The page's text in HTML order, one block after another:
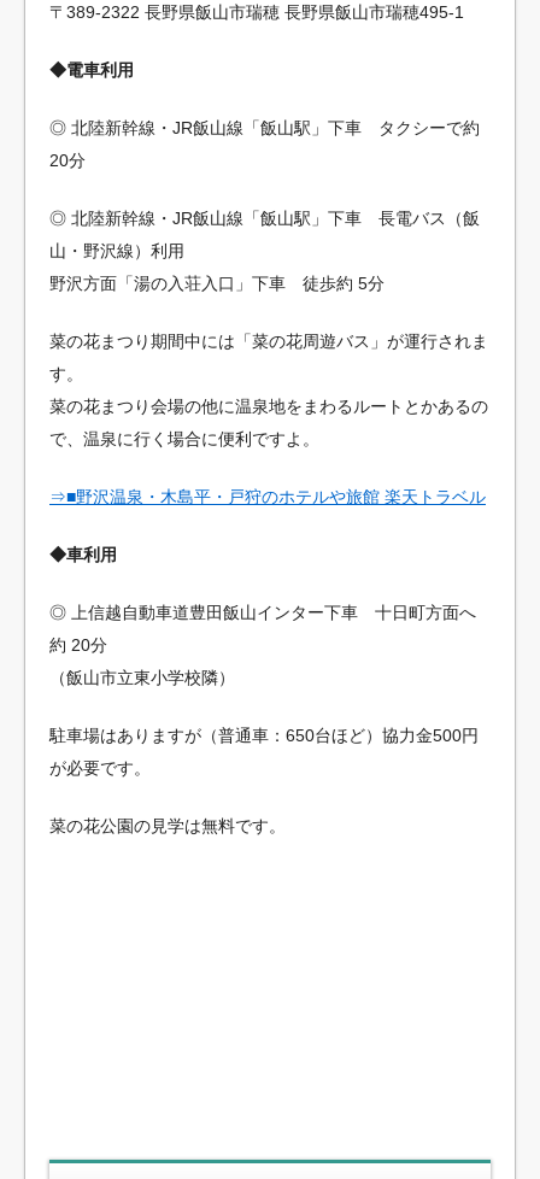
〒389-2322 長野県飯山市瑞穂 長野県飯山市瑞穂495-1
◆電車利用
◎ 北陸新幹線・JR飯山線「飯山駅」下車 タクシーで約
20分
◎ 北陸新幹線・JR飯山線「飯山駅」下車 長電バス（飯
山・野沢線）利用
野沢方面「湯の入荘入口」下車 徒歩約 5分
菜の花まつり期間中には「菜の花周遊バス」が運行されま
す。
菜の花まつり会場の他に温泉地をまわるルートとかあるの
で、温泉に行く場合に便利ですよ。
⇒■野沢温泉・木島平・戸狩のホテルや旅館 楽天トラベル
◆車利用
◎ 上信越自動車道豊田飯山インター下車 十日町方面へ
約 20分
（飯山市立東小学校隣）
駐車場はありますが（普通車：650台ほど）協力金500円
が必要です。
菜の花公園の見学は無料です。